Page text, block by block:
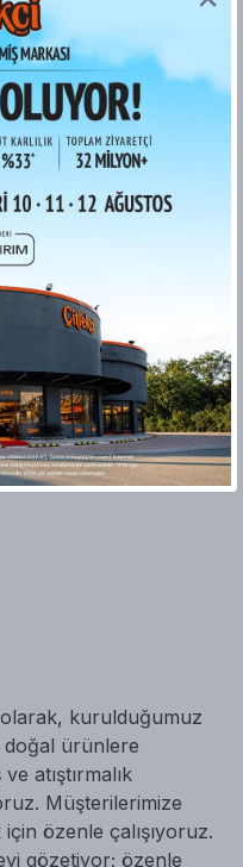
olarak, kurulduğumuz
doğal ürünlere
atıştırmalık
Müşterilerimize
özenle çalışıyoruz.
gözetiyor; özenle